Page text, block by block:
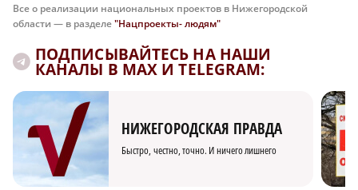
Все о реализации национальных проектов в Нижегородской
области — в разделе"Нацпроекты- людям"
ПОДПИСЫВАЙТЕСЬ НА НАШИ
КАНАЛЫ В MAX И TELEGRAM:
НИЖЕГОРОДСКАЯ ПРАВДА
Быстро, честно, точно. И ничего лишнего